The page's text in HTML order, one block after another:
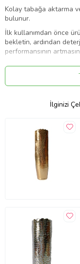
Kolay tabağa aktarma
bulunur.
İlk kullanımdan önce
bekletin, ardından
performansının
Pişirilen ürünü fırından
ortam sıcaklığında
kek ve kalıp arasındaki
Son olarak kalıp
çıkarmak zorlaşacaktır.
Direkt ateşle temas
Ürün Özellikleri
Marka: Guardini
Materyal: Non Stick
kcm15880617
İlginizi